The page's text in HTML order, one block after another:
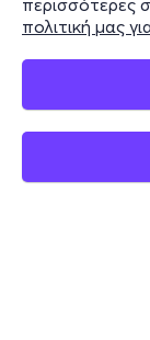
περισσότερες
πολιτική μας
Mobile app